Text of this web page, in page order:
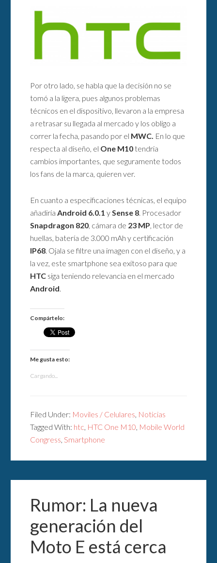
Por otro lado, se habla que la decisión no se
tomó a la ligera, pues algunos problemas
técnicos en el dispositivo, llevaron a la empresa
a retrasar su llegada al mercado y los obligo a
correr la fecha, pasando por el MWC. En lo que
respecta al diseño, el One M10 tendria
cambios importantes, que seguramente todos
los fans de la marca, quieren ver.
En cuanto a especificaciones técnicas, el equipo
añadiríaAndroid 6.0.1 ySense 8. Procesador
Snapdragon 820, cámara de 23 MP, lector de
huellas, batería de 3.000 mAh y certificación
IP68. Ojala se filtre una imagen con el diseño, y a
la vez, este smartphone sea exitoso para que
HTC siga teniendo relevancia en el mercado
Android.
Compártelo:
Me gusta esto:
Cargando...
Filed Under: Moviles / Celulares, Noticias
Tagged With: htc, HTC One M10, Mobile World
Congress,Smartphone
Rumor: La nueva
generación del
Moto E está cerca